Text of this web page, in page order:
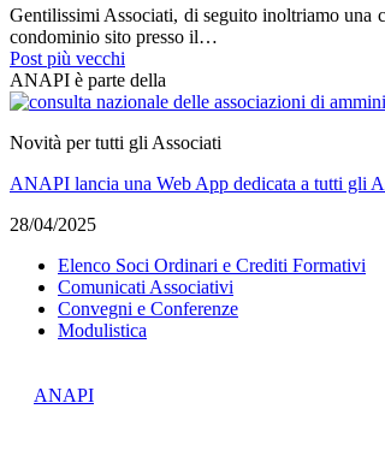
Gentilissimi Associati, di seguito inoltriamo una
condominio sito presso il…
Post più vecchi
ANAPI è parte della
Novità per tutti gli Associati
ANAPI lancia una Web App dedicata a tutti gli
28/04/2025
Elenco Soci Ordinari e Crediti Formativi
Comunicati Associativi
Convegni e Conferenze
Modulistica
ANAPI